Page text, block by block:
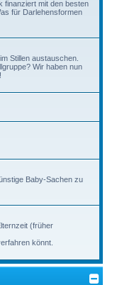
finanziert mit den besten
für Darlehensformen
Stillen austauschen.
Wir haben nun
Baby-Sachen zu
(früher
könnt.